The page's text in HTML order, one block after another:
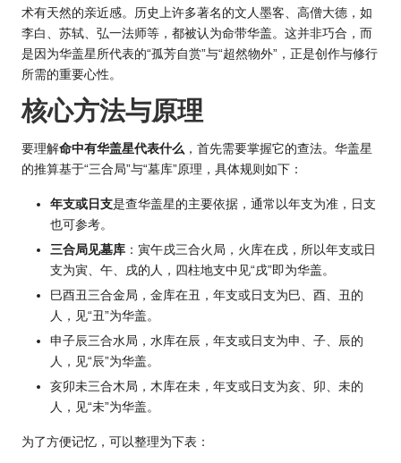
术有天然的亲近感。历史上许多著名的文人墨客、高僧大德，如
李白、苏轼、弘一法师等，都被认为命带华盖。这并非巧合，而
是因为华盖星所代表的“孤芳自赏”与“超然物外”，正是创作与修行
所需的重要心性。
核心方法与原理
要理解命中有华盖星代表什么 ，首先需要掌握它的查法。华盖星
的推算基于“三合局”与“墓库”原理，具体规则如下：
年支或日支是查华盖星的主要依据，通常以年支为准，日支
也可参考。
三合局见墓库 ：寅午戌三合火局，火库在戌，所以年支或日
支为寅、午、戌的人，四柱地支中见“戌”即为华盖。
巳酉丑三合金局，金库在丑，年支或日支为巳、酉、丑的
人，见“丑”为华盖。
申子辰三合水局，水库在辰，年支或日支为申、子、辰的
人，见“辰”为华盖。
亥卯未三合木局，木库在未，年支或日支为亥、卯、未的
人，见“未”为华盖。
为了方便记忆，可以整理为下表：